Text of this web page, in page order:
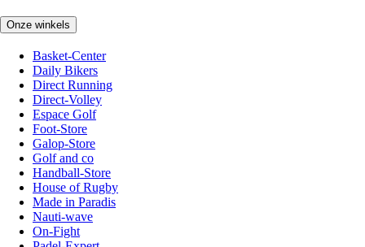
Onze winkels
Basket-Center
Daily Bikers
Direct Running
Direct-Volley
Espace Golf
Foot-Store
Galop-Store
Golf and co
Handball-Store
House of Rugby
Made in Paradis
Nauti-wave
On-Fight